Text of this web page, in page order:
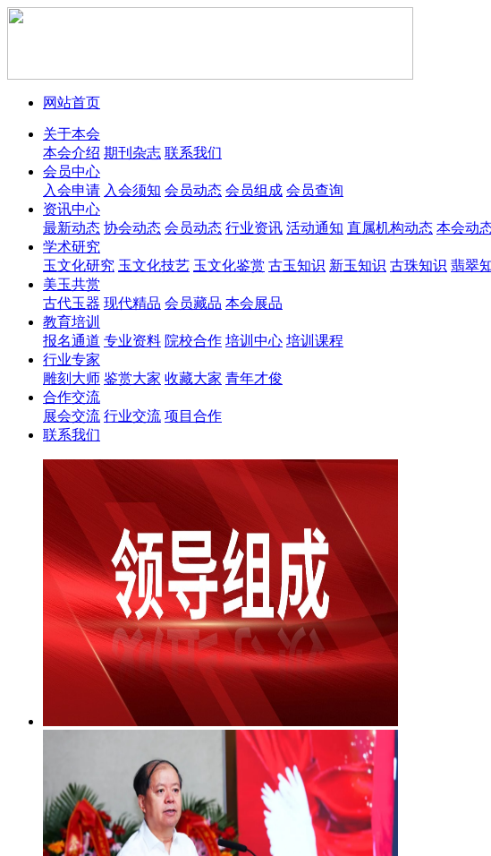
网站首页
关于本会
本会介绍 期刊杂志 联系我们
会员中心
入会申请 入会须知 会员动态 会员组成 会员查询
资讯中心
最新动态 协会动态 会员动态 行业资讯 活动通知 直属机构动态 本会动
学术研究
玉文化研究 玉文化技艺 玉文化鉴赏 古玉知识 新玉知识 古珠知识 翡翠
美玉共赏
古代玉器 现代精品 会员藏品 本会展品
教育培训
报名通道 专业资料 院校合作 培训中心 培训课程
行业专家
雕刻大师 鉴赏大家 收藏大家 青年才俊
合作交流
展会交流 行业交流 项目合作
联系我们